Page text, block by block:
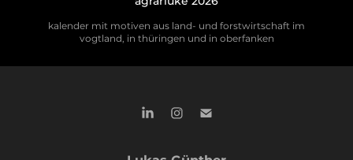
kalender mit motiven aus land- und forstwirtschaft im
vogtland, in thüringen und in oberfanken